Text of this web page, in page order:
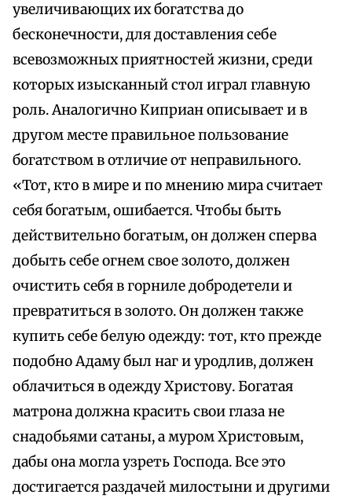
увеличивающих их богатства до
бесконечности, для доставления себе
всевозможных приятностей жизни, среди
которых изысканный стол играл главную
роль. Аналогично Киприан описывает и в
другом месте правильное пользование
богатством в отличие от неправильного.
«Тот, кто в мире и по мнению мира считает
себя богатым, ошибается. Чтобы быть
действительно богатым, он должен сперва
добыть себе огнем свое золото, должен
очистить себя в горниле добродетели и
превратиться в золото. Он должен также
купить себе белую одежду: тот, кто прежде
подобно Адаму был наг и уродлив, должен
облачиться в одежду Христову. Богатая
матрона должна красить свои глаза не
снадобьями сатаны, а муром Христовым,
дабы она могла узреть Господа. Все это
достигается раздачей милостыни и другими